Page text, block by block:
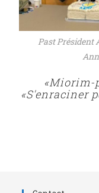
Past Président
«Miorim-
«S'enraciner